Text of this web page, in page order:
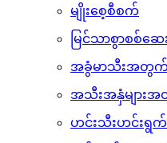
မျိုးစေ့စီစက်
မြင်သာစွာစစ်
အခွံမာသီးအတွ
အသီးအနှံများ
ဟင်းသီးဟင်းရွ